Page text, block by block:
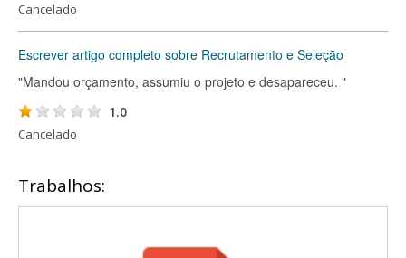
Cancelado
Escrever artigo completo sobre Recrutamento e Seleção
"Mandou orçamento, assumiu o projeto e desapareceu. "
1.0
Cancelado
Trabalhos: